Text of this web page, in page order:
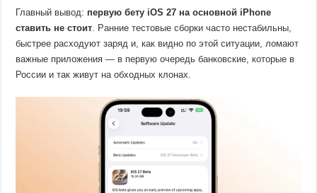
Главный вывод: первую бету iOS 27 на основной iPhone
ставить не стоит. Ранние тестовые сборки часто нестабильны,
быстрее расходуют заряд и, как видно по этой ситуации, ломают
важные приложения — в первую очередь банковские, которые в
России и так живут на обходных клонах.